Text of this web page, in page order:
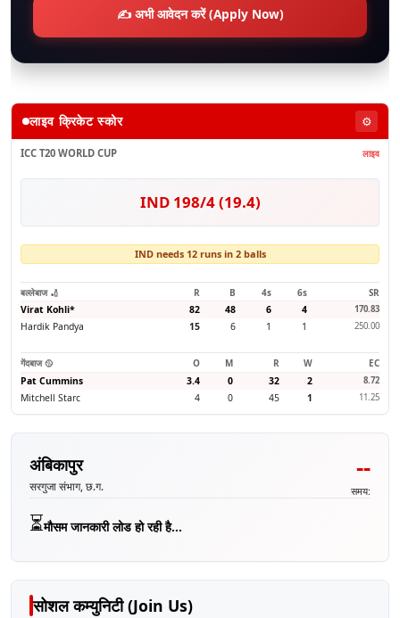
✍️ अभी आवेदन करें (Apply Now)
लाइव क्रिकेट स्कोर ⚙️
ICC T20 WORLD CUP लाइव
IND 198/4 (19.4)
IND needs 12 runs in 2 balls
बल्लेबाज 🏏 R B 4s 6s
SR
Virat Kohli* 82 48 6 4 170.83
Hardik Pandya 15 6 1 1 250.00
गेंदबाज 🥎 O M R W
EC
Pat Cummins
3.4 0 32 2 8.72
Mitchell Starc 4 0 45 1 11.25
अंबिकापुर
सरगुजा संभाग, छ.ग.
--
समय:
⏳मौसम जानकारी लोड हो रही है...
सोशल कम्युनिटी (Join Us)